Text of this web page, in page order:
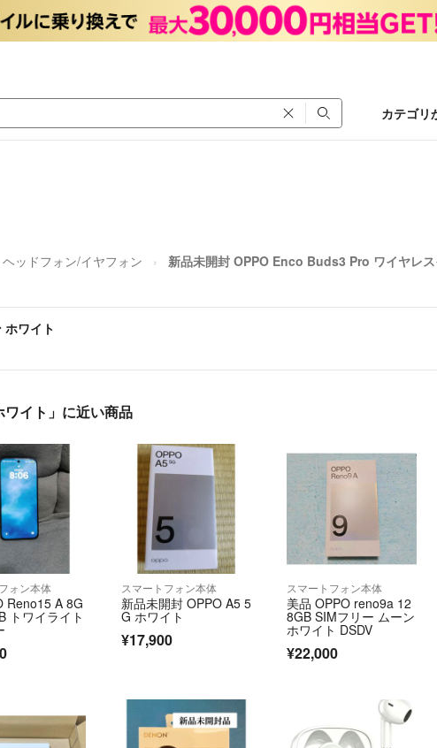
カテゴリ
ヘッドフォン/イヤフォン 新品未開封 OPPO Enco Buds3 Pro ワイヤレス
ワイト
イト」に近い商品
ォン本体
Reno15 A 8G
トワイライト
スマートフォン本体
新品未開封 OPPO A5 5
G ホワイト
¥17,900
スマートフォン本体
美品 OPPO reno9a 12
8GB SIMフリー ムーン
ホワイト DSDV
¥22,000